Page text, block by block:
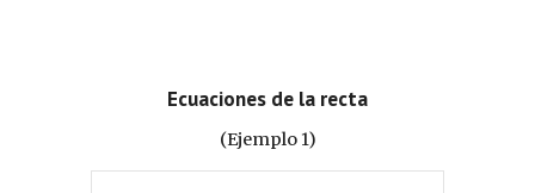
Ecuaciones de la recta
(Ejemplo 1)